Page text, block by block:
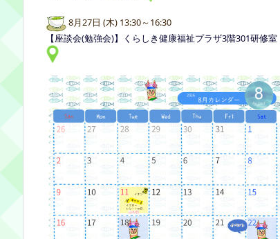
8月27日 (木) 13:30～16:30
【座談会(勉強会)】くらしき健康福祉プラザ3階301研修室